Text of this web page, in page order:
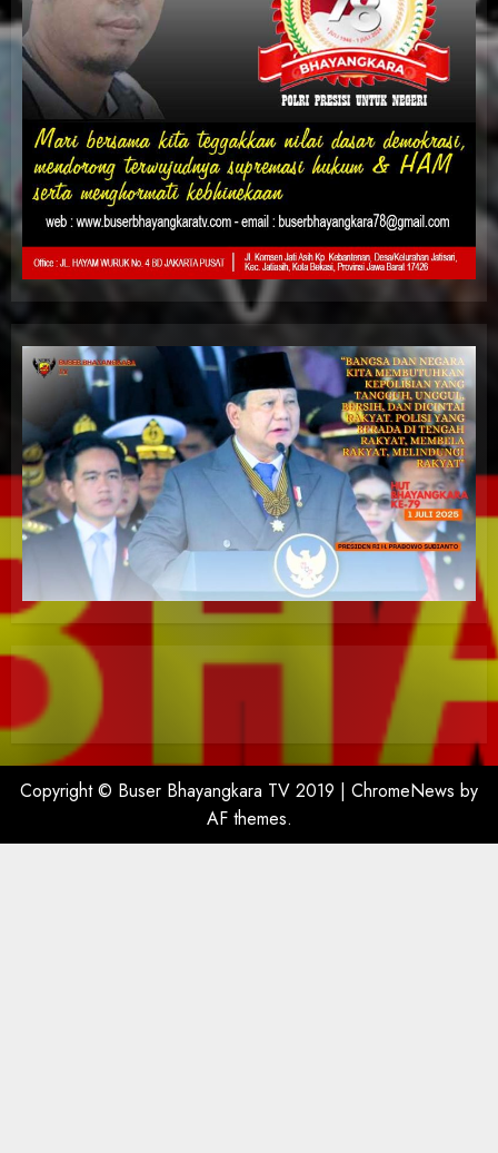
Copyright © Buser Bhayangkara TV 2019 | ChromeNews by
AF themes.